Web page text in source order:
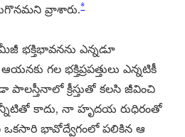
వ్రాశారు.*
భక్తిభావనను ఎన్నడూ
ఆయనకు గల భక్తిప్రపత్తులు ఎన్నటికీ
పాలస్తీనాలో క్రీస్తుతో కలసి జీవించి
కాదు, నా హృదయ రుధిరంతో
ఒకసారి భావోద్వేగంలో పలికిన ఆ